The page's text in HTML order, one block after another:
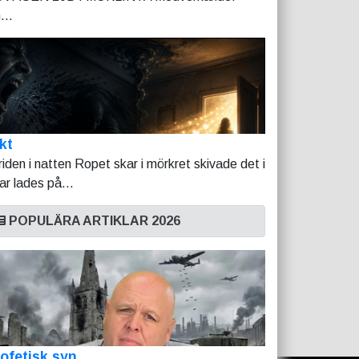
i natten Ropet skar i mörkret skivade det i
lades på...
POPULÄRA ARTIKLAR 2026